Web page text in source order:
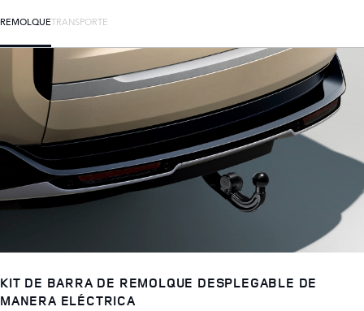
REMOLQUETRANSPORTE
KIT DE BARRA DE REMOLQUE DESPLEGABLE DE
MANERA ELÉCTRICA